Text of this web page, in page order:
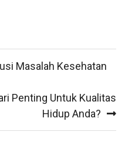
Masalah Kesehatan
Penting Untuk Kualitas
Hidup Anda?